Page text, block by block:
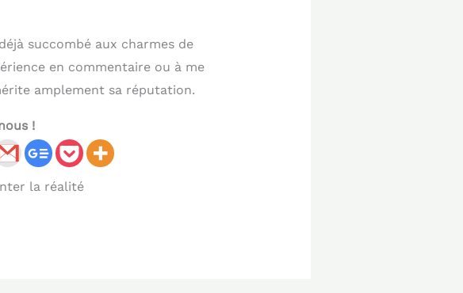
succombé aux charmes de
en commentaire ou à me
amplement sa réputation.
!
la réalité